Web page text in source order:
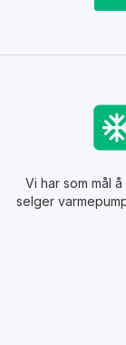
Vi har som mål
selger